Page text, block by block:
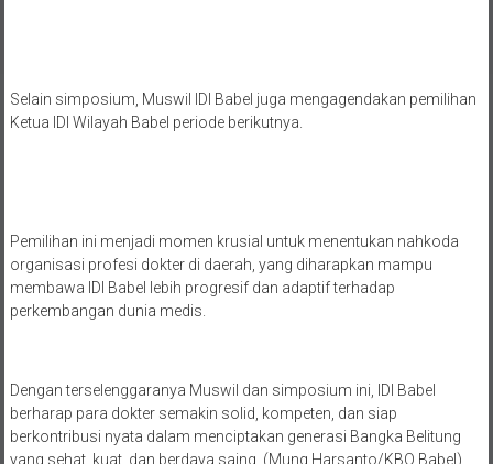
Selain simposium, Muswil IDI Babel juga mengagendakan pemilihan
Ketua IDI Wilayah Babel periode berikutnya.
Pemilihan ini menjadi momen krusial untuk menentukan nahkoda
organisasi profesi dokter di daerah, yang diharapkan mampu
membawa IDI Babel lebih progresif dan adaptif terhadap
perkembangan dunia medis.
Dengan terselenggaranya Muswil dan simposium ini, IDI Babel
berharap para dokter semakin solid, kompeten, dan siap
berkontribusi nyata dalam menciptakan generasi Bangka Belitung
yang sehat, kuat, dan berdaya saing. (Mung Harsanto/KBO Babel)